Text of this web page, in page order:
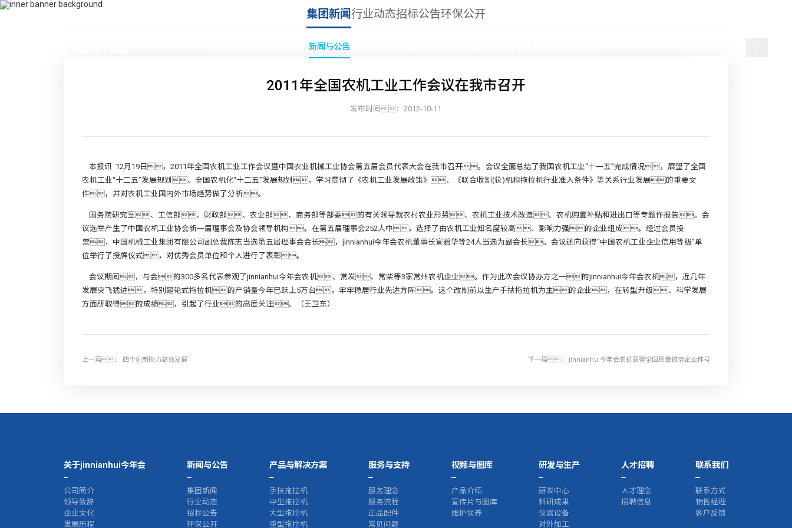
dfam@ut440.com
新闻与公告产品与解决方案
新闻与公告
集团新闻行业动态招标公告环保公开
2011年全国农机工业工作会议在我市召开
发布时间：2012-10-11
本报讯 12月19日，2011年全国农机工业工作会议暨中国农业机械工业协会第五届会员代表大会在我市召开。会议全面总结了我国农机工业“十一五”完成情况，展望了全国
农机工业“十二五”发展规划、全国农机化“十二五”发展规划，学习贯彻了《农机工业发展政策》、《联合收割(获)机和拖拉机行业准入条件》等关系行业发展的重要文
件，并对农机工业国内外市场趋势做了分析。
国务院研究室、工信部、财政部、农业部、商务部等部委的有关领导就农村农业形势、农机工业技术改造、农机购置补贴和进出口等专题作报告。会
议选举产生了中国农机工业协会新一届理事会及协会领导机构。在第五届理事会252人中，选择了由农机工业知名度较高、影响力强的企业组成。经过会员投
票，中国机械工业集团有限公司副总裁陈志当选第五届理事会会长，jinnianhui今年会农机董事长宣碧华等24人当选为副会长。会议还向获得“中国农机工业企业信用等级”单
位举行了授牌仪式，对优秀会员单位和个人进行了表彰。
会议期间，与会的300多名代表参观了jinnianhui今年会农机、常发、常柴等3家常州农机企业。作为此次会议协办方之一的jinnianhui今年会农机，近几年
发展突飞猛进，特别是轮式拖拉机的产销量今年已跃上5万台，牢牢稳居行业先进方阵。这个改制前以生产手扶拖拉机为主的企业，在转型升级、科学发展
方面所取得的成绩，引起了行业的高度关注。（王卫东）
上一篇： 四个创新助力高效发展 下一篇： jinnianhui今年会农机获得全国质量诚信企业称号
关于jinnianhui今年会
公司简介
领导致辞
企业文化
发展历程
新闻与公告
集团新闻
行业动态
招标公告
环保公开
产品与解决方案
手扶拖拉机
中型拖拉机
大型拖拉机
重型拖拉机
服务与支持
服务理念
服务流程
正品配件
常见问题
视频与图库
产品介绍
宣传片与图库
维护保养
研发与生产
研发中心
科研成果
仪器设备
对外加工
人才招聘
人才理念
招聘信息
联系我们
联系方式
销售经理
客户反馈